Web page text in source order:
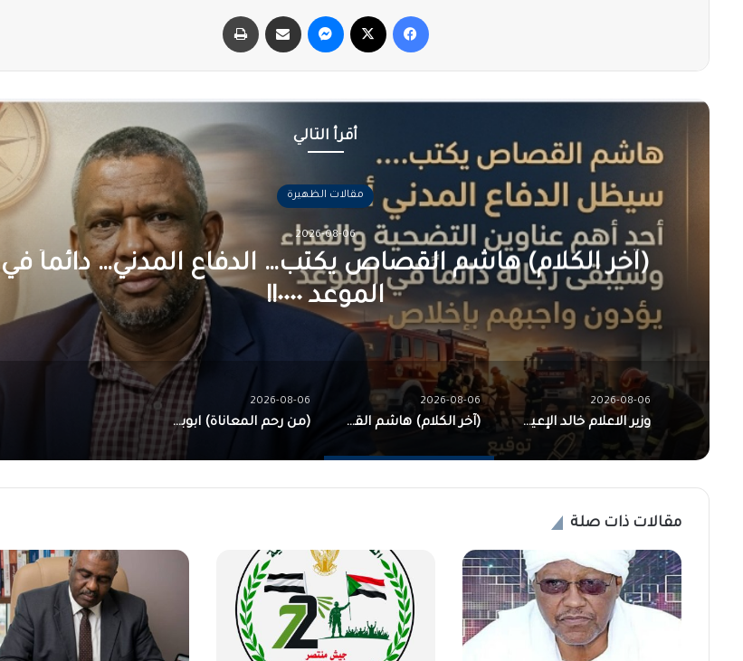
فيسبوك ماسنجر مشاركة عبر البريد
أقرأ التالي
مقالات الظهيرة
2026-08-06
(آخر الكلام) هاشم القصاص يكتب… الدفاع المدني… دائماً في
الموعد ٠٠٠٠!!
2026-08-06
وزير الاعلام خالد الإعيسر يكتب…. مستقبل السودان.. من هيمنة نفوذ المسؤول في زمن البطش والاستبداد إلى سيادة العدالة والقانون
2026-08-06
(آخر الكلام) هاشم القصاص يكتب… الدفاع المدني… دائماً في الموعد ٠٠٠٠!!
2026-08-06
(من رحم المعاناة) ابوبكر محمود يكتب…. لمة عافية بفضل الله والجيش!!
مقالات ذات صلة